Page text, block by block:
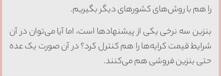
را هم با روش‌های کشورهای دیگر بگیریم.
بنزین سه نرخی یکی از پیشنهادها است، اما آیا می‌توان در آن
شرایط قیمت کرایه‌ها را هم کنترل کرد؟ در آن صورت یک عده
حتی بنزین فروشی هم می‌کنند.